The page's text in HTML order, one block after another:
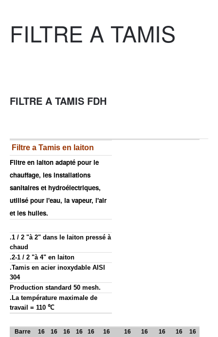
FILTRE A TAMIS
FILTRE A TAMIS FDH
Filtre a Tamis en laiton
Filtre en laiton adapté pour le
chauffage, les installations
sanitaires et hydroélectriques,
utilisé pour l'eau, la vapeur, l'air
et les huiles.
.1 / 2 "à 2" dans le laiton pressé à
chaud
.2-1 / 2 "à 4" en laiton
.Tamis en acier inoxydable AISI
304
Production standard 50 mesh.
.La température maximale de
travail = 110 ℃
Barre
16 16 16 16 16 16 16 16 16 16 16